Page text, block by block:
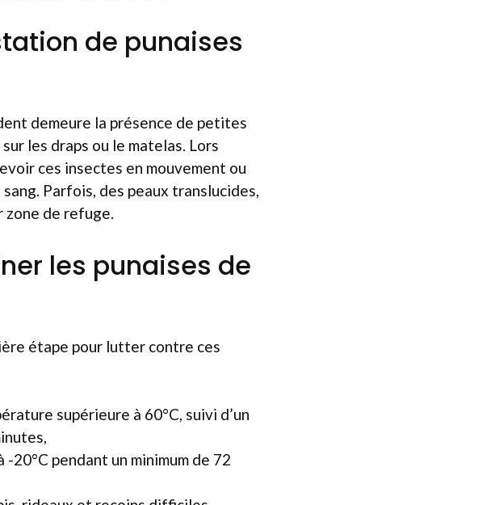
de punaises
demeure la présence de petites
les draps ou le matelas. Lors
ces insectes en mouvement ou
Parfois, des peaux translucides,
zone de refuge.
les punaises de
étape pour lutter contre ces
supérieure à 60°C, suivi d’un
20°C pendant un minimum de 72